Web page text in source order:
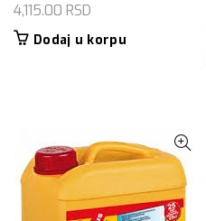
4,115.00 RSD
Dodaj u korpu